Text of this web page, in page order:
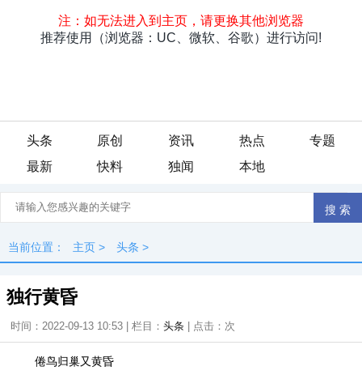
头条 原创 资讯 热点
专题
最新
快料 独闻 本地
当前位置： 主页 > 头条 >
独行黄昏
时间：2022-09-13 10:53 | 栏目： 头条 | 点击： 次
倦鸟归巢又黄昏